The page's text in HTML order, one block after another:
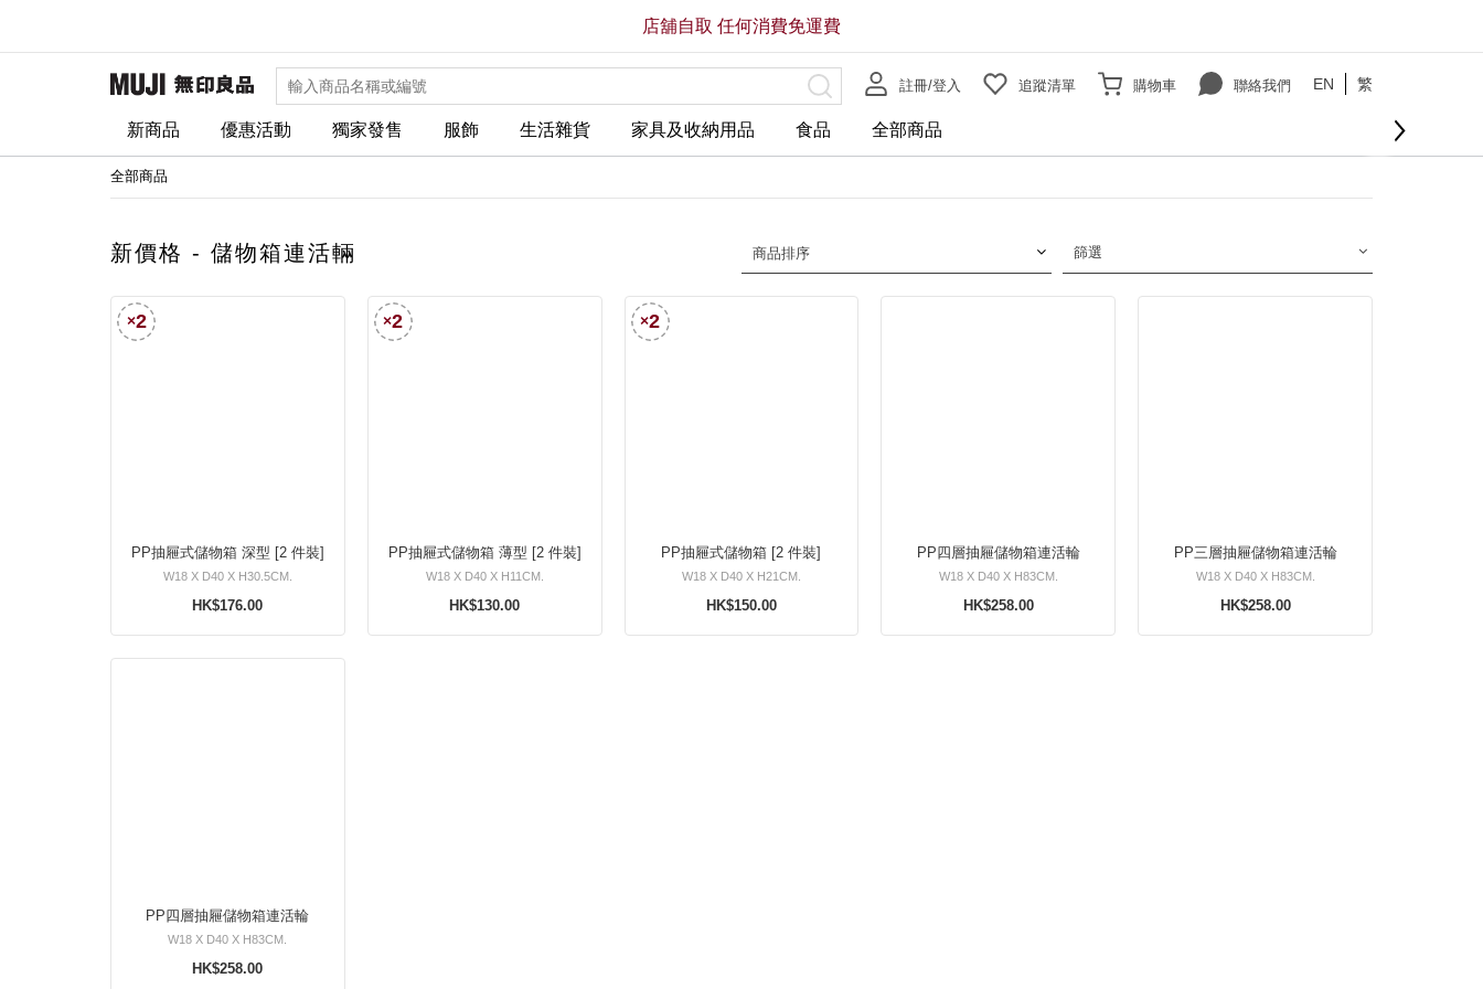
註冊/登入 追蹤清單 購物車 聯絡我們 EN 繁
新商品 優惠活動 獨家發售 服飾 生活雜貨 家具及收納用品 食品 全部商品
店舖自取 任何消費免運費
全部商品
新價格 - 儲物箱連活輛 商品排序 篩選
2
PP抽屜式儲物箱 深型 [2 件裝]
W18 X D40 X H30.5CM.
HK$176.00
2
PP抽屜式儲物箱 薄型 [2 件裝]
W18 X D40 X H11CM.
HK$130.00
2
PP抽屜式儲物箱 [2 件裝]
W18 X D40 X H21CM.
HK$150.00
PP四層抽屜儲物箱連活輪
W18 X D40 X H83CM.
HK$258.00
PP三層抽屜儲物箱連活輪
W18 X D40 X H83CM.
HK$258.00
PP四層抽屜儲物箱連活輪
W18 X D40 X H83CM.
HK$258.00